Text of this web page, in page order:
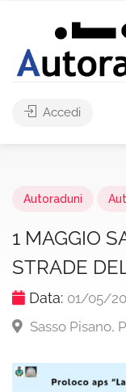
Accedi
Autoraduni
1 MAGGIO
STRADE
Data: 01/05/
Sasso Pisano,